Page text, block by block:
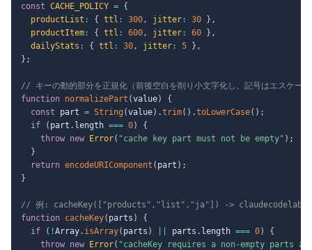
const CACHE_POLICY = {
productList : { ttl : 300, jitter : 30 } ,
productItem : { ttl : 600, jitter : 60 } ,
dailyStats : { ttl : 30, jitter : 5 } ,
} ;
// キーの動的部分を正規化（前後空白を削り小文字化し、記号はエスケー
function normalizePart (value)
{
const part = String (value) .trim( ) .toLowerCase( ) ;
if
( part . length === 0)
{
throw new Error( "cache key part must not be empty" ) ;
}
return encodeURIComponent ( part ) ;
}
// 例: cacheKey(["products","list","ja"]) ->
function cacheKey( parts )
{
if
( !Array. isArray( parts ) parts . length === 0)
{
throw new Error( "cacheKey requires a non-empty parts